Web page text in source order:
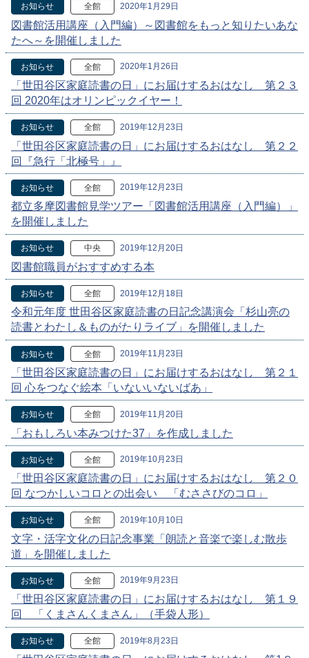
お知らせ 全館 2020年1月29日
図書館活用講座（入門編）～図書館をもっと知りたいあな
たへ～を開催しました
お知らせ 全館 2020年1月26日
「世田谷区家庭読書の日」にお届けするおはなし 第２３
回 2020年はオリンピックイヤー！
お知らせ 全館 2019年12月23日
「世田谷区家庭読書の日」にお届けするおはなし 第２２
回『急行「北極号」』
お知らせ 全館 2019年12月23日
都立多摩図書館見学ツアー「図書館活用講座（入門編）」
を開催しました
お知らせ 中央 2019年12月20日
図書館職員がおすすめする本
お知らせ 全館 2019年12月18日
令和元年度 世田谷区家庭読書の日記念講演会「杉山亮の
読書とわたし＆ものがたりライブ」を開催しました
お知らせ 全館 2019年11月23日
「世田谷区家庭読書の日」にお届けするおはなし 第２１
回 心をつなぐ絵本「いないいないばあ」
お知らせ 全館 2019年11月20日
「おもしろい本みつけた37」を作成しました
お知らせ 全館 2019年10月23日
「世田谷区家庭読書の日」にお届けするおはなし 第２０
回 なつかしいコロとの出会い 「むささびのコロ」
お知らせ 全館 2019年10月10日
文字・活字文化の日記念事業「朗読と音楽で楽しむ散歩
道」を開催しました
お知らせ 全館 2019年9月23日
「世田谷区家庭読書の日」にお届けするおはなし 第１９
回 「くまさんくまさん」（手袋人形）
お知らせ 全館 2019年8月23日